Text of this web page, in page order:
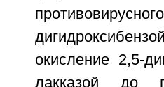
окисление 2,5-
лакказой до